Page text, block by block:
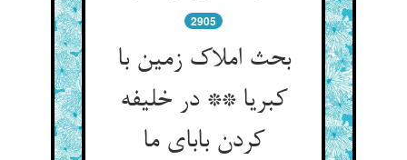
2905
بحث املاک زمین با
کبریا ** در خلیفه
کردن بابای ما